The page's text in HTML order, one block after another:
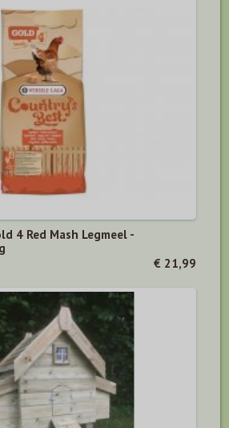
4 Red Mash Legmeel -
€ 21,99